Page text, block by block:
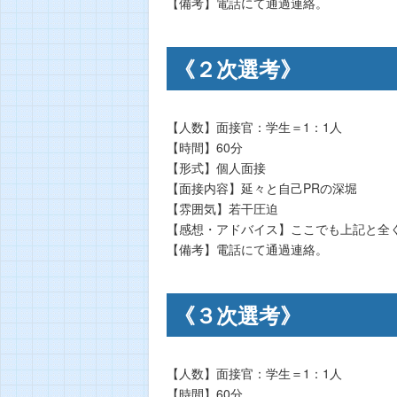
《２次選考》
【人数】面接官：学生＝1：1人
【時間】60分
【形式】個人面接
【面接内容】延々と自己PRの深堀
【雰囲気】若干圧迫
【感想・アドバイス】ここでも上記と全
【備考】電話にて通過連絡。
《３次選考》
【人数】面接官：学生＝1：1人
【時間】60分